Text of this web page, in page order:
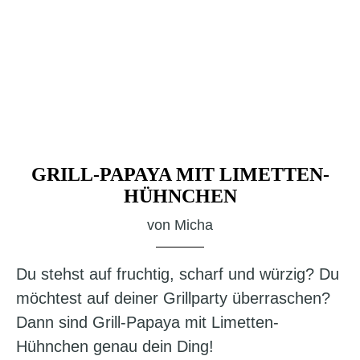
GRILL-PAPAYA MIT LIMETTEN-
HÜHNCHEN
von Micha
Du stehst auf fruchtig, scharf und würzig? Du
möchtest auf deiner Grillparty überraschen?
Dann sind Grill-Papaya mit Limetten-
Hühnchen genau dein Ding!